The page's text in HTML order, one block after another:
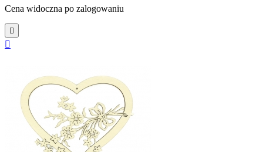
Cena widoczna po zalogowaniu

